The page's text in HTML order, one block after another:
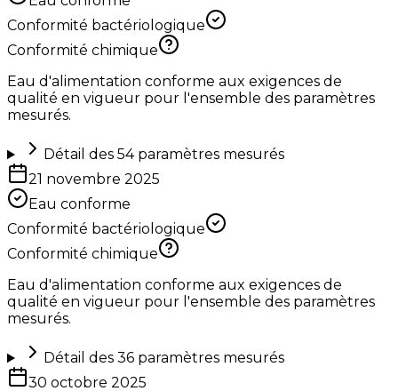
Conformité bactériologique
Conformité chimique
Eau d'alimentation conforme aux exigences de
qualité en vigueur pour l'ensemble des paramètres
mesurés.
Détail des 54paramètres mesurés
21 novembre 2025
Eau conforme
Conformité bactériologique
Conformité chimique
Eau d'alimentation conforme aux exigences de
qualité en vigueur pour l'ensemble des paramètres
mesurés.
Détail des 36paramètres mesurés
30 octobre 2025